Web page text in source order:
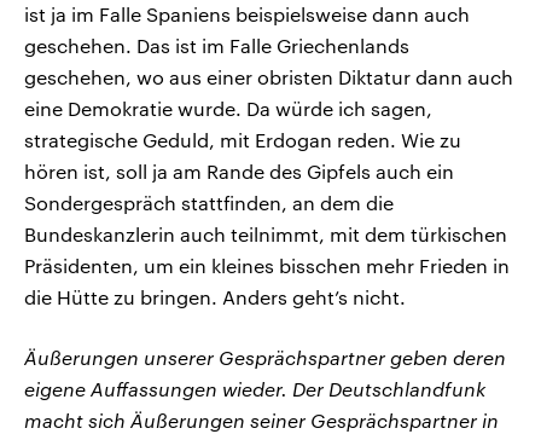
ist ja im Falle Spaniens beispielsweise dann auch
geschehen. Das ist im Falle Griechenlands
geschehen, wo aus einer obristen Diktatur dann auch
eine Demokratie wurde. Da würde ich sagen,
strategische Geduld, mit Erdogan reden. Wie zu
hören ist, soll ja am Rande des Gipfels auch ein
Sondergespräch stattfinden, an dem die
Bundeskanzlerin auch teilnimmt, mit dem türkischen
Präsidenten, um ein kleines bisschen mehr Frieden in
die Hütte zu bringen. Anders geht’s nicht.
Äußerungen unserer Gesprächspartner geben deren
eigene Auffassungen wieder. Der Deutschlandfunk
macht sich Äußerungen seiner Gesprächspartner in